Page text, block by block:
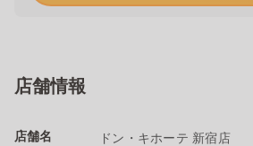
店舗情報
店舗名 ドン・キホーテ 新宿店